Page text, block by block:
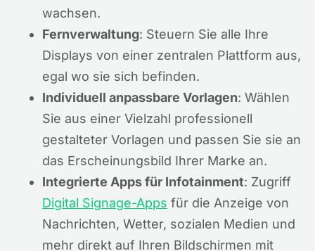
wachsen.
Fernverwaltung: Steuern Sie alle Ihre
Displays von einer zentralen Plattform aus,
egal wo sie sich befinden.
Individuell anpassbare Vorlagen: Wählen
Sie aus einer Vielzahl professionell
gestalteter Vorlagen und passen Sie sie an
das Erscheinungsbild Ihrer Marke an.
Integrierte Apps für Infotainment: Zugriff
Digital Signage-Apps für die Anzeige von
Nachrichten, Wetter, sozialen Medien und
mehr direkt auf Ihren Bildschirmen mit